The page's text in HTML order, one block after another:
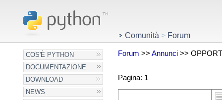
COS'È PYTHON
DOCUMENTAZIONE
DOWNLOAD
NEWS
Comunità > Forum
Forum >> Annunci>>
Pagina: 1